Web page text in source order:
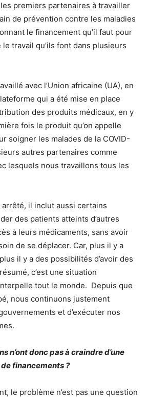
premiers partenaires à travailler
de prévention contre les maladies
le financement qu’il faut pour
travail qu’ils font dans plusieurs
avec l’Union africaine (UA), en
qui a été mise en place
des produits médicaux, en y
fois le produit qu’on appelle
soigner les malades de la COVID-
autres partenaires comme
lesquels nous travaillons tous les
arrêté, il inclut aussi certains
des patients atteints d’autres
à leurs médicaments, sans avoir
de se déplacer. Car, plus il y a
il y a des possibilités d’avoir des
c’est une situation
tout le monde. Depuis que
nous continuons justement
et d’exécuter nos
n’ont donc pas à craindre d’une
financements ?
le problème n’est pas une question